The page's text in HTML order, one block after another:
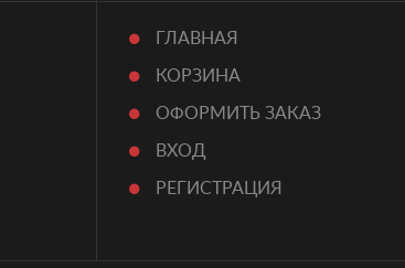
ГЛАВНАЯ
КОРЗИНА
ОФОРМИТЬ ЗАКАЗ
ВХОД
РЕГИСТРАЦИЯ